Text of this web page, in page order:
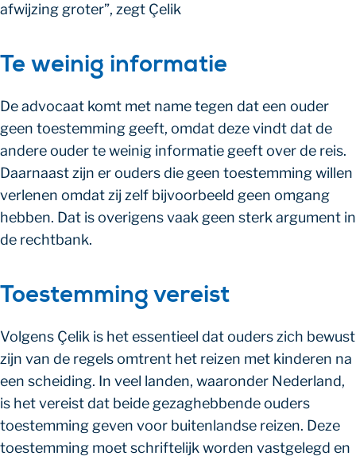
afwijzing groter”, zegt Çelik
Te weinig informatie
De advocaat komt met name tegen dat een ouder
geen toestemming geeft, omdat deze vindt dat de
andere ouder te weinig informatie geeft over de reis.
Daarnaast zijn er ouders die geen toestemming willen
verlenen omdat zij zelf bijvoorbeeld geen omgang
hebben. Dat is overigens vaak geen sterk argument in
de rechtbank.
Toestemming vereist
Volgens Çelik is het essentieel dat ouders zich bewust
zijn van de regels omtrent het reizen met kinderen na
een scheiding. In veel landen, waaronder Nederland,
is het vereist dat beide gezaghebbende ouders
toestemming geven voor buitenlandse reizen. Deze
toestemming moet schriftelijk worden vastgelegd en